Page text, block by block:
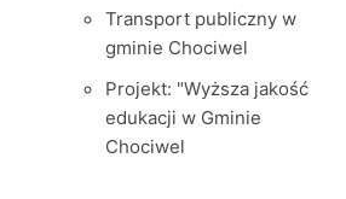
Transport publiczny w
gminie Chociwel
Projekt: "Wyższa jakość
edukacji w Gminie
Chociwel